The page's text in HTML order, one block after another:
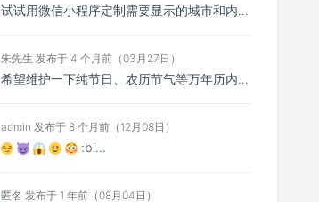
试试用微信小程序定制需要显示的城市和内容～
朱先生 发布于 4 个月前（03月27日）
希望维护一下纯节日、农历节气等万年历内容，最近几天不显示了，新版本又比较多干扰，谢谢大佬
admin 发布于 8 个月前（12月08日）
:bi...
匿名 发布于 1 年前（08月04日）